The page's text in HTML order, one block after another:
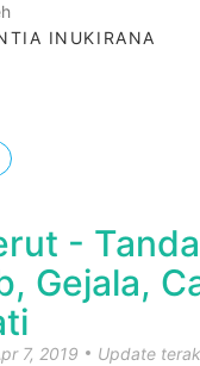
INUKIRANA
-
Gejala,
7, 2019
Update